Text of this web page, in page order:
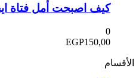
كيف اصبحت أمل فتاة
0
EGP150,00
الأقسام